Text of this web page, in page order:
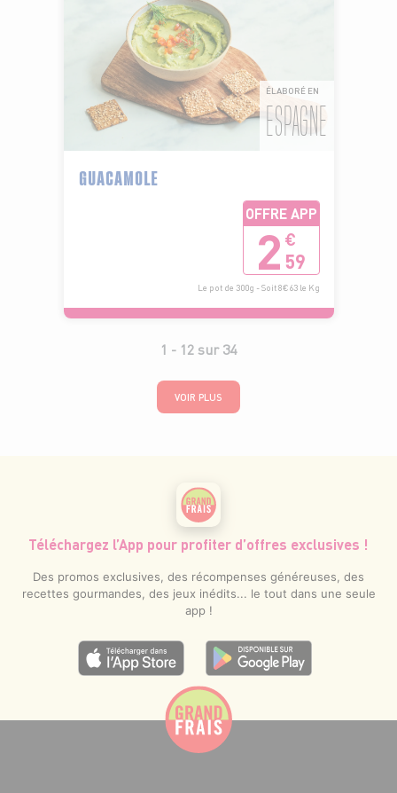
ÉLABORÉ EN
ESPAGNE
GUACAMOLE
OFFRE APP
2 €
59
Le pot de 300g - Soit 8€63 le Kg
1 - 12sur34
VOIR PLUS
Téléchargez l’App pour profiter d’offres exclusives !
Des promos exclusives, des récompenses généreuses, des
recettes gourmandes, des jeux inédits... le tout dans une seule
app !